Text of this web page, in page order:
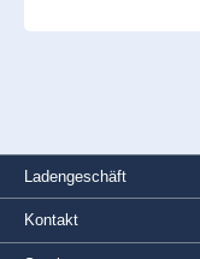
Ladengeschäft
Kontakt